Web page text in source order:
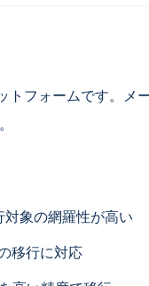
フォームです。メ
象の網羅性が高い
移行に対応